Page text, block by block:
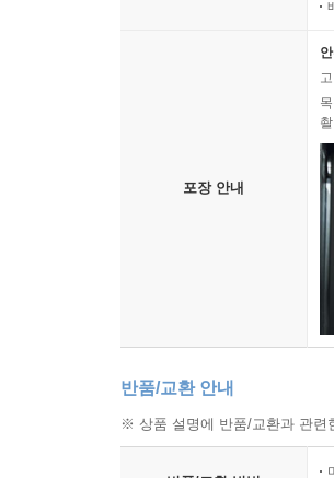
포장 안내
반품/교환 안내
※ 상품 설명에 반품/교환과 관련